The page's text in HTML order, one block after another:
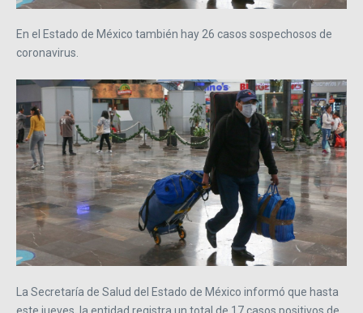
En el Estado de México también hay 26 casos sospechosos de
coronavirus.
La Secretaría de Salud del Estado de México informó que hasta